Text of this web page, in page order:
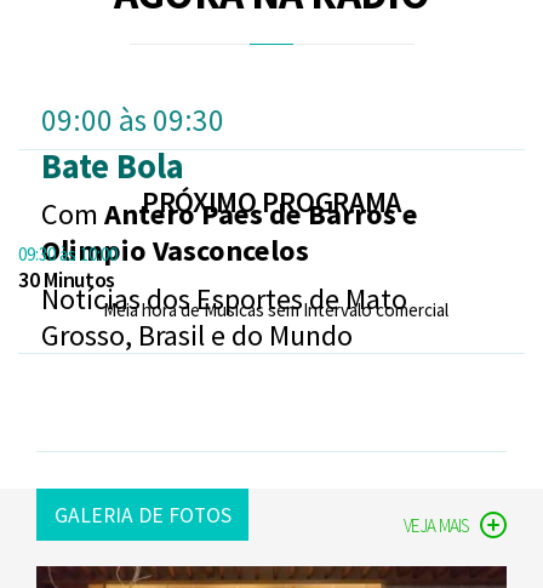
09:00 às 09:30
Bate Bola
Com Antero Paes de Barros e
Olimpio Vasconcelos
Notícias dos Esportes de Mato
Grosso, Brasil e do Mundo
PRÓXIMO PROGRAMA
09:30 às 10:00
30 Minutos
Meia hora de Musicas sem Intervalo comercial
GALERIA DE FOTOS VEJA MAIS